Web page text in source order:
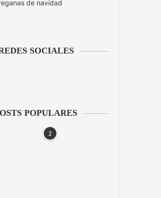
SOCIALES
POPULARES
2